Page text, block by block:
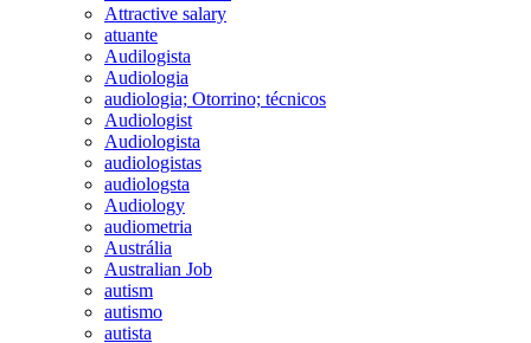
Attractive salary
atuante
Audilogista
Audiologia
audiologia; Otorrino; técnicos
Audiologist
Audiologista
audiologistas
audiologsta
Audiology
audiometria
Austrália
Australian Job
autism
autismo
autista